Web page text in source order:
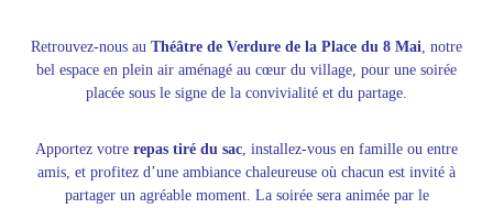
Retrouvez-nous au Théâtre de Verdure de la Place du 8 Mai , notre
bel espace en plein air aménagé au cœur du village, pour une soirée
placée sous le signe de la convivialité et du partage.
Apportez votre repas tiré du sac , installez-vous en famille ou entre
amis, et profitez d’une ambiance chaleureuse où chacun est invité à
partager un agréable moment. La soirée sera animée par le